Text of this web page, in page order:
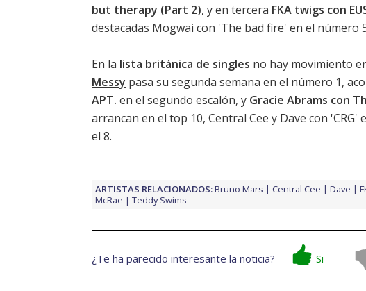
but therapy (Part 2), y en tercera FKA twigs con
destacadas Mogwai con 'The bad fire' en el número
En la lista británica de singles no hay movimiento
Messy pasa su segunda semana en el número 1,
APT. en el segundo escalón, y Gracie Abrams con
arrancan en el top 10, Central Cee y Dave con 'CRG'
el 8.
ARTISTAS RELACIONADOS:Bruno Mars Central Cee Dave
McRae
Teddy Swims
¿Te ha parecido interesante la noticia? Si